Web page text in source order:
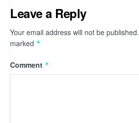
Leave a Reply
Your email address will not be published.
marked *
Comment *